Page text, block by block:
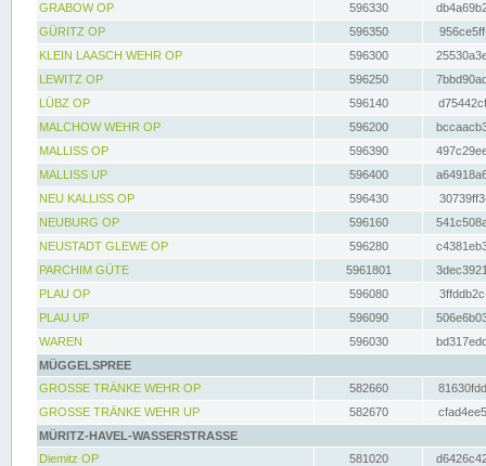
GRABOW OP
596330
GÜRITZ OP
596350
KLEIN LAASCH WEHR OP
596300
LEWITZ OP
596250
LÜBZ OP
596140
MALCHOW WEHR OP
596200
MALLISS OP
596390
MALLISS UP
596400
NEU KALLISS OP
596430
NEUBURG OP
596160
NEUSTADT GLEWE OP
596280
PARCHIM GÜTE
5961801
PLAU OP
596080
PLAU UP
596090
WAREN
596030
MÜGGELSPREE
GROSSE TRÄNKE WEHR OP
582660
GROSSE TRÄNKE WEHR UP
582670
MÜRITZ-HAVEL-WASSERSTRASSE
Diemitz OP
581020